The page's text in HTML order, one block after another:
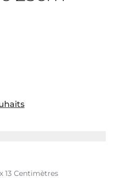
13 Centimètres